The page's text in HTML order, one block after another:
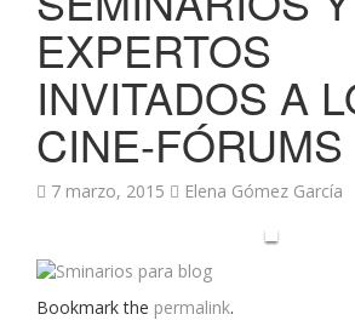
EXPERTOS
INVITADOS A
CINE-FÓRUMS
7 marzo, 2015 Elena Gómez García
Bookmark the permalink.